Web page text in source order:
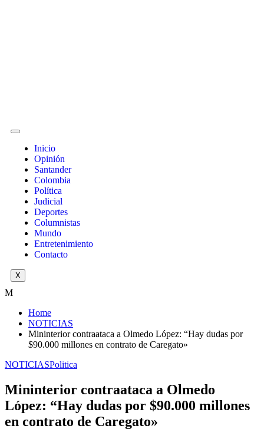
Inicio
Opinión
Santander
Colombia
Política
Judicial
Deportes
Columnistas
Mundo
Entretenimiento
Contacto
X
M
Home
NOTICIAS
Mininterior contraataca a Olmedo López: “Hay dudas por
$90.000 millones en contrato de Caregato»
NOTICIASPolitica
Mininterior contraataca a Olmedo
López: “Hay dudas por $90.000 millones
en contrato de Caregato»